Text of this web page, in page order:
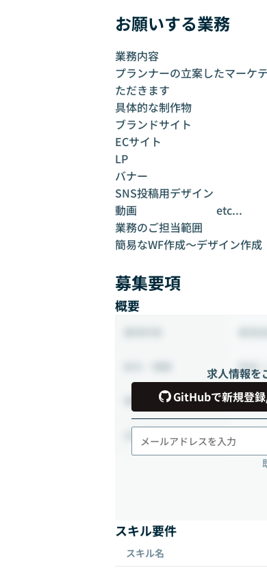
お願いする業務
業務内容
プランナーの立案したマーケ
ただきます
具体的な制作物
ブランドサイト
ECサイト
LP
バナー
SNS投稿用デザイン
動画 etc...
業務のご担当範囲
簡易なWF作成〜デザイン作成
募集要項
概要
求人情報を
GitHubで新規登
時給
稼働時間 80時
出社頻度
スキル要件
スキル名